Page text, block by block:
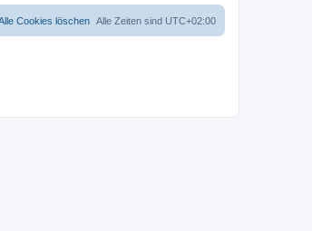
Alle Zeiten sind UTC+02:00
Cookies löschen